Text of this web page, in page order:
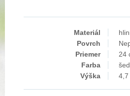
Materiál
Povrch
Priemer
24
Farba
Výška
4,7